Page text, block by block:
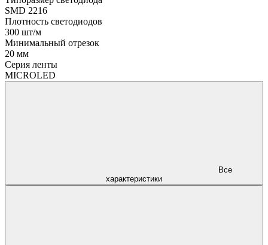
SMD 2216
Плотность светодиодов
300 шт/м
Минимальный отрезок
20 мм
Серия ленты
MICROLED
характеристики